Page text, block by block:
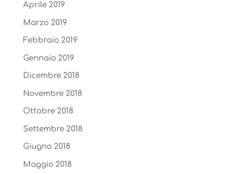
Aprile 2019
Marzo 2019
Febbraio 2019
Gennaio 2019
Dicembre 2018
Novembre 2018
Ottobre 2018
Settembre 2018
Giugno 2018
Maggio 2018